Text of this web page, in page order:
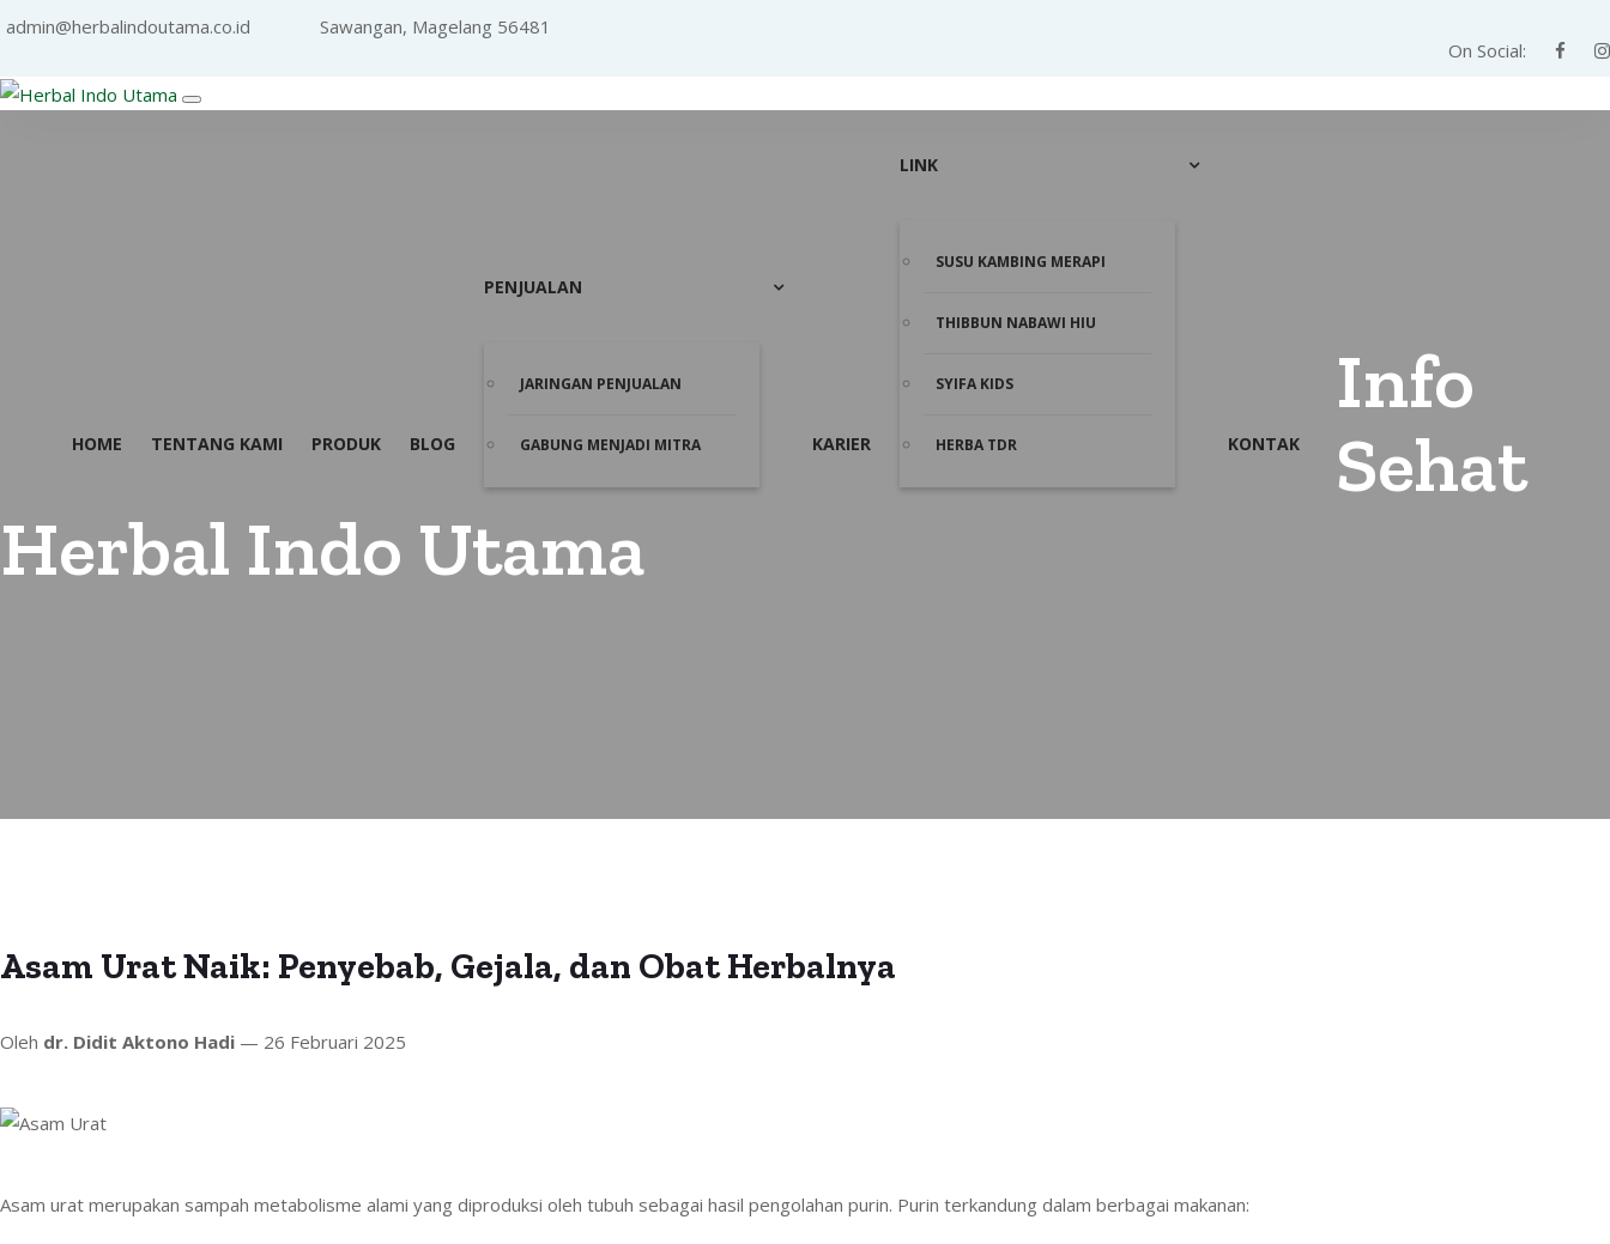
admin@herbalindoutama.co.id
Sawangan, Magelang 56481
On Social:
HOME TENTANG KAMI PRODUK BLOG
PENJUALAN
JARINGAN PENJUALAN
GABUNG MENJADI MITRA KARIER
LINK
SUSU KAMBING MERAPI
THIBBUN NABAWI HIU
SYIFA KIDS
HERBA TDR KONTAK
Info
Sehat
Herbal Indo Utama
Asam Urat Naik: Penyebab, Gejala, dan Obat Herbalnya
Oleh dr. Didit Aktono Hadi — 26 Februari 2025
Asam urat merupakan sampah metabolisme alami yang diproduksi oleh tubuh sebagai hasil pengolahan purin. Purin terkandung dalam berbagai makanan: